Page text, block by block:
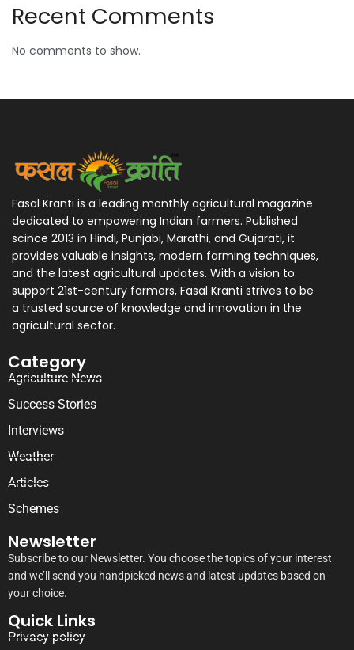
Recent Comments
No comments to show.
Fasal Kranti is a leading monthly agricultural magazine
dedicated to empowering Indian farmers. Published
scince 2013 in Hindi, Punjabi, Marathi, and Gujarati, it
provides valuable insights, modern farming techniques,
and the latest agricultural updates. With a vision to
support 21st-century farmers, Fasal Kranti strives to be
a trusted source of knowledge and innovation in the
agricultural sector.
Category
Agriculture News
Success Stories
Interviews
Weather
Articles
Schemes
Newsletter
Subscribe to our Newsletter. You choose the topics of your interest
and we’ll send you handpicked news and latest updates based on
your choice.
Quick Links
Privacy policy